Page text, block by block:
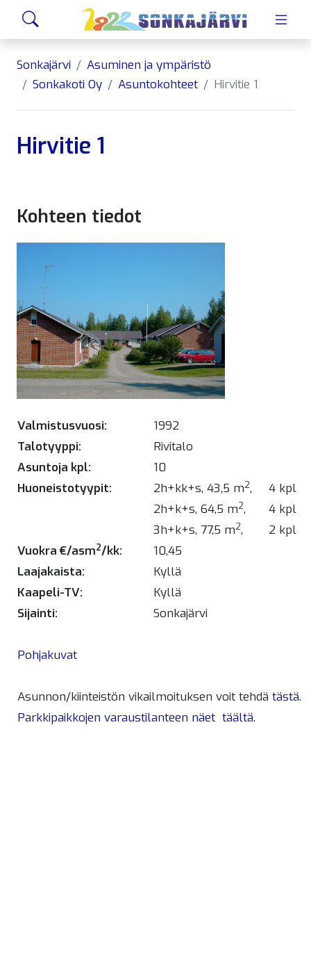
Siirry sivusisältöön
Sonkajärvi
Asuminen ja ympäristö
Sonkakoti Oy
Asuntokohteet Hirvitie 1
Hirvitie 1
Kohteen tiedot
Valmistusvuosi:
1992
Talotyyppi:
Rivitalo
Asuntoja kpl:
10
Huoneistotyypit:
2h+kk+s, 43,5 m2,
4 kpl
2h+k+s, 64,5 m2,
4 kpl
3h+k+s, 77,5 m2,
2 kpl
Vuokra €/asm2/kk:
10,45
Laajakaista:
Kyllä
Kaapeli-TV:
Kyllä
Sijainti:
Sonkajärvi
Pohjakuvat
Asunnon/kiinteistön vikailmoituksen voit tehdä tästä.
Parkkipaikkojen varaustilanteen näet täältä.